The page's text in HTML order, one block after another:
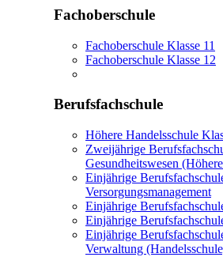
Fachoberschule
Fachoberschule Klasse 11
Fachoberschule Klasse 12
Berufsfachschule
Höhere Handelsschule
Zweijährige
Gesundheitswesen
Einjährige
Versorgungsmanagement
Einjährige
Einjährige
Einjährige
Verwaltung